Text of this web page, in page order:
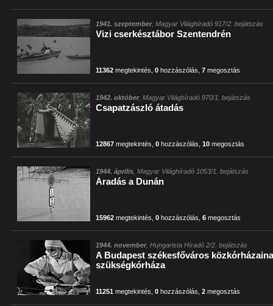
1941. szeptember, Magyar Világhíradó 917/2. bejátszás
Vizi cserkésztábor Szentendrén
11362 megtekintés ,0 hozzászólás ,7 megosztás
1942. október, Magyar Világhíradó 970/1. bejátszás
Csapatzászló átadás
12867 megtekintés ,0 hozzászólás ,10 megosztás
1944. április , Magyar Világhíradó 1053/1. bejátszás
Áradás a Dunán
15962 megtekintés ,0 hozzászólás ,6 megosztás
1944. november, Hungarista Híradó 2/2. bejátszás
A Budapest székesfőváros
szükségkórháza
11251 megtekintés ,0 hozzászólás ,2 megosztás